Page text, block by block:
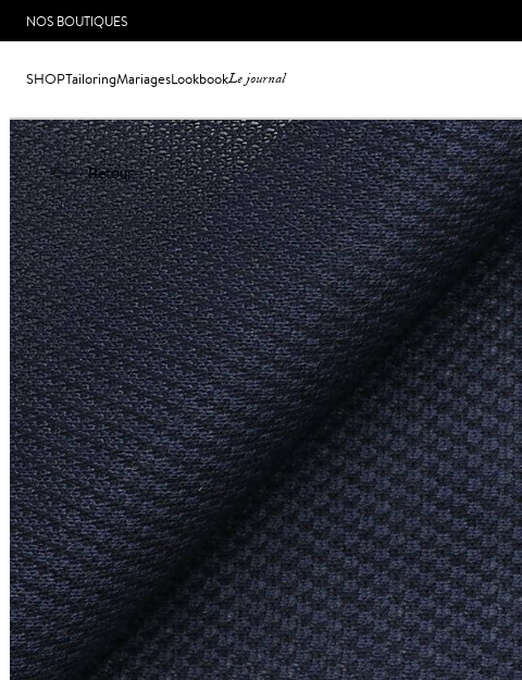
NOS BOUTIQUES
SHOPTailoringMariagesLookbookLe journal
Retour